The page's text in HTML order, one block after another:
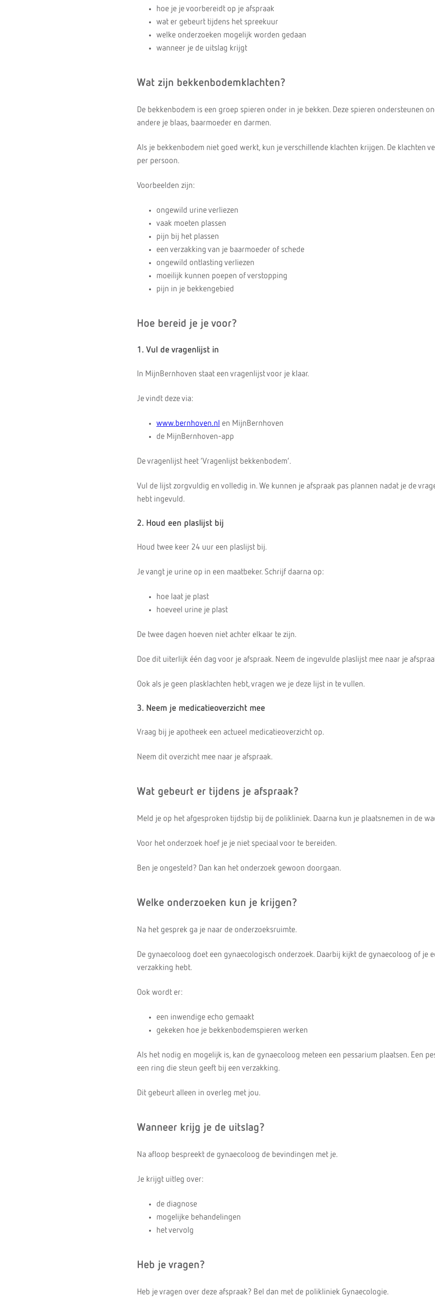
hoe je je voorbereidt op je afspraak
wat er gebeurt tijdens het spreekuur
welke onderzoeken mogelijk worden gedaan
wanneer je de uitslag krijgt
Wat zijn bekkenbodemklachten?
De bekkenbodem is een groep spieren onder in je bekken. Deze spieren ondersteunen
andere je blaas, baarmoeder en darmen.
Als je bekkenbodem niet goed werkt, kun je verschillende klachten krijgen. De klachten
per persoon.
Voorbeelden zijn:
ongewild urine verliezen
vaak moeten plassen
pijn bij het plassen
een verzakking van je baarmoeder of schede
ongewild ontlasting verliezen
moeilijk kunnen poepen of verstopping
pijn in je bekkengebied
Hoe bereid je je voor?
1. Vul de vragenlijst in
In MijnBernhoven staat een vragenlijst voor je klaar.
Je vindt deze via:
www.bernhoven.nl en MijnBernhoven
de MijnBernhoven-app
De vragenlijst heet ‘Vragenlijst bekkenbodem’.
Vul de lijst zorgvuldig en volledig in. We kunnen je afspraak pas plannen nadat je de
hebt ingevuld.
2. Houd een plaslijst bij
Houd twee keer 24 uur een plaslijst bij.
Je vangt je urine op in een maatbeker. Schrijf daarna op:
hoe laat je plast
hoeveel urine je plast
De twee dagen hoeven niet achter elkaar te zijn.
Doe dit uiterlijk één dag voor je afspraak. Neem de ingevulde plaslijst mee naar je
Ook als je geen plasklachten hebt, vragen we je deze lijst in te vullen.
3. Neem je medicatieoverzicht mee
Vraag bij je apotheek een actueel medicatieoverzicht op.
Neem dit overzicht mee naar je afspraak.
Wat gebeurt er tijdens je afspraak?
Meld je op het afgesproken tijdstip bij de polikliniek. Daarna kun je plaatsnemen in de
Voor het onderzoek hoef je je niet speciaal voor te bereiden.
Ben je ongesteld? Dan kan het onderzoek gewoon doorgaan.
Welke onderzoeken kun je krijgen?
Na het gesprek ga je naar de onderzoeksruimte.
De gynaecoloog doet een gynaecologisch onderzoek. Daarbij kijkt de gynaecoloog of je
verzakking hebt.
Ook wordt er:
een inwendige echo gemaakt
gekeken hoe je bekkenbodemspieren werken
Als het nodig en mogelijk is, kan de gynaecoloog meteen een pessarium plaatsen. Een
een ring die steun geeft bij een verzakking.
Dit gebeurt alleen in overleg met jou.
Wanneer krijg je de uitslag?
Na afloop bespreekt de gynaecoloog de bevindingen met je.
Je krijgt uitleg over:
de diagnose
mogelijke behandelingen
het vervolg
Heb je vragen?
Heb je vragen over deze afspraak? Bel dan met de polikliniek Gynaecologie.